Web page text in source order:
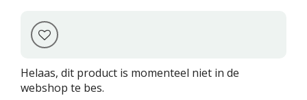
Helaas, dit product is momenteel niet in de
webshop te bes.